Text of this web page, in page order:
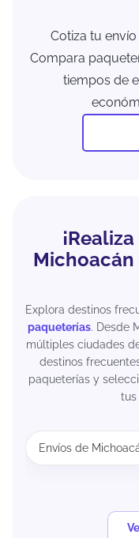
Cotiza tu
Compara
tiempos de
Explora destinos
paqueterías. Desde
múltiples ciudades
destinos
paqueterías y
tus
Envíos de